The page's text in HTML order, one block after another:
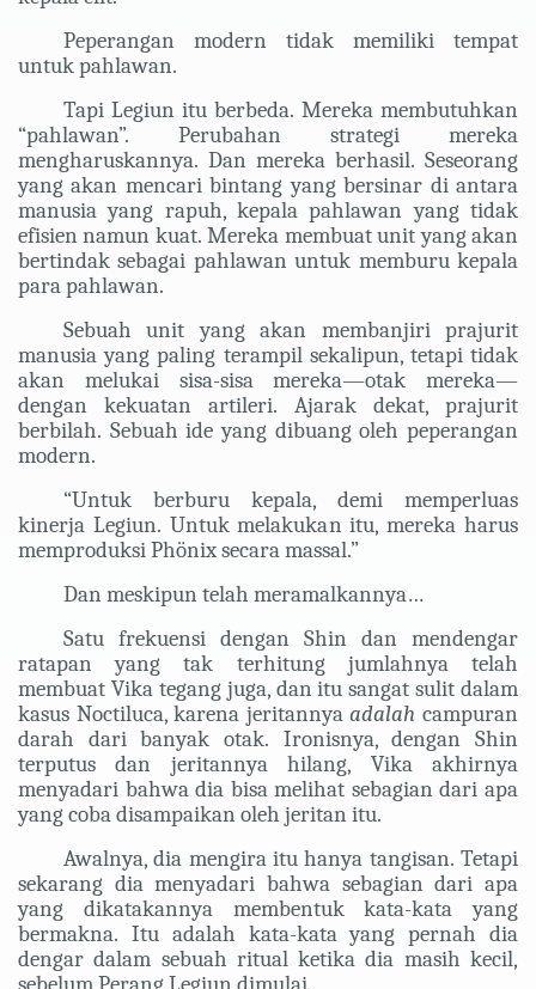
Peperangan modern tidak memiliki tempat
untuk pahlawan.
Tapi Legiun itu berbeda. Mereka membutuhkan
“pahlawan”. Perubahan strategi mereka
mengharuskannya. Dan mereka berhasil. Seseorang
yang akan mencari bintang yang bersinar di antara
manusia yang rapuh, kepala pahlawan yang tidak
efisien namun kuat. Mereka membuat unit yang akan
bertindak sebagai pahlawan untuk memburu kepala
para pahlawan.
Sebuah unit yang akan membanjiri prajurit
manusia yang paling terampil sekalipun, tetapi tidak
akan melukai sisa-sisa mereka—otak mereka—
dengan kekuatan artileri. Ajarak dekat, prajurit
berbilah. Sebuah ide yang dibuang oleh peperangan
modern.
“Untuk berburu kepala, demi memperluas
kinerja Legiun. Untuk melakukan itu, mereka harus
memproduksi Phönix secara massal.”
Dan meskipun telah meramalkannya…
Satu frekuensi dengan Shin dan mendengar
ratapan yang tak terhitung jumlahnya telah
membuat Vika tegang juga, dan itu sangat sulit dalam
kasus Noctiluca, karena jeritannyaadalahcampuran
darah dari banyak otak. Ironisnya, dengan Shin
terputus dan jeritannya hilang, Vika akhirnya
menyadari bahwa dia bisa melihat sebagian dari apa
yang coba disampaikan oleh jeritan itu.
Awalnya, dia mengira itu hanya tangisan. Tetapi
sekarang dia menyadari bahwa sebagian dari apa
yang dikatakannya membentuk kata-kata yang
bermakna. Itu adalah kata-kata yang pernah dia
dengar dalam sebuah ritual ketika dia masih kecil,